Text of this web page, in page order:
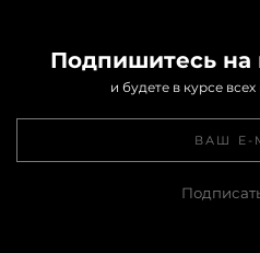
Подпишитесь на
и будете в курсе